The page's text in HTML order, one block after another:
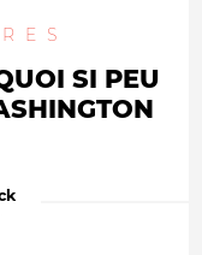
SI PEU